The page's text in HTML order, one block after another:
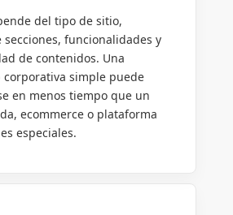
del tipo de sitio,
funcionalidades y
de contenidos. Una
corporativa simple puede
en menos tiempo que un
ecommerce o plataforma
especiales.